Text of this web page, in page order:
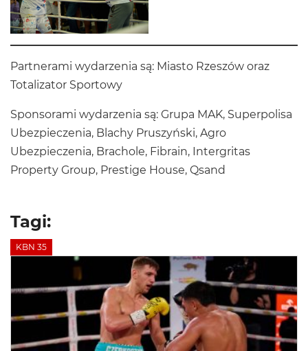
Partnerami wydarzenia są: Miasto Rzeszów oraz
Totalizator Sportowy
Sponsorami wydarzenia są: Grupa MAK, Superpolisa
Ubezpieczenia, Blachy Pruszyński, Agro
Ubezpieczenia, Brachole, Fibrain, Intergritas
Property Group, Prestige House, Qsand
Tagi:
KBN 35